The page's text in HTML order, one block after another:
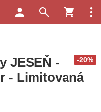
-20%
JESEŇ -
- Limitovaná